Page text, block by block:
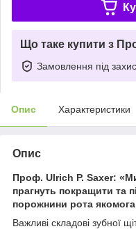
Що таке купити з
Замовлення під
Опис Характеристики
Опис
Проф. Ulrich P. Saxer:
прагнуть покращити та
порожнини рота
Важливі складові зубної